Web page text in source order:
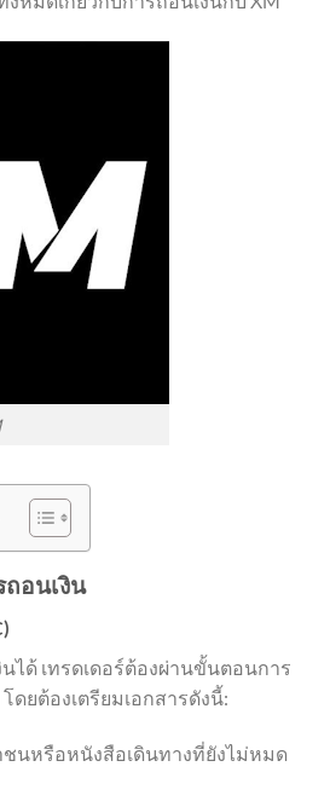
ถอนเงิน
ได้ เทรดเดอร์ต้องผ่านขั้นตอนการ
ดยต้องเตรียมเอกสารดังนี้:
นหรือหนังสือเดินทางที่ยังไม่หมด